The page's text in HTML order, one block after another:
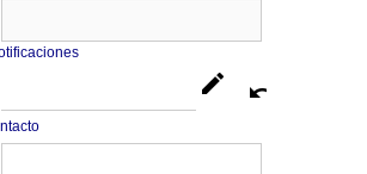
edit undo